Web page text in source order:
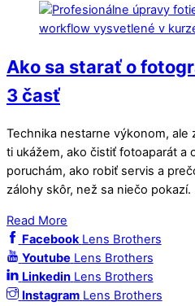
Ako sa starať o
3 časť
Technika nestarne výkonom, ale
ti ukážem, ako čistiť fotoaparát a
poruchám, ako robiť servis a
zálohy skôr, než sa niečo pokazí.
Read More
Facebook Lens Brothers
Youtube Lens Brothers
Linkedin Lens Brothers
Instagram Lens Brothers